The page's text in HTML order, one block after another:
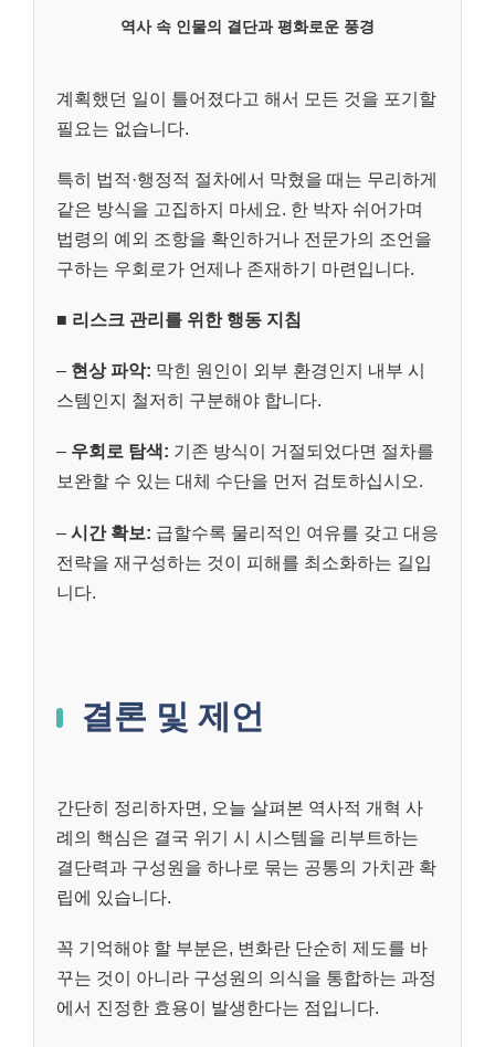
역사 속 인물의 결단과 평화로운 풍경
계획했던 일이 틀어졌다고 해서 모든 것을 포기할
필요는 없습니다.
특히 법적·행정적 절차에서 막혔을 때는 무리하게
같은 방식을 고집하지 마세요. 한 박자 쉬어가며
법령의 예외 조항을 확인하거나 전문가의 조언을
구하는 우회로가 언제나 존재하기 마련입니다.
■ 리스크 관리를 위한 행동 지침
– 현상 파악: 막힌 원인이 외부 환경인지 내부 시
스템인지 철저히 구분해야 합니다.
– 우회로 탐색: 기존 방식이 거절되었다면 절차를
보완할 수 있는 대체 수단을 먼저 검토하십시오.
– 시간 확보: 급할수록 물리적인 여유를 갖고 대응
전략을 재구성하는 것이 피해를 최소화하는 길입
니다.
결론 및 제언
간단히 정리하자면, 오늘 살펴본 역사적 개혁 사
례의 핵심은 결국 위기 시 시스템을 리부트하는
결단력과 구성원을 하나로 묶는 공통의 가치관 확
립에 있습니다.
꼭 기억해야 할 부분은, 변화란 단순히 제도를 바
꾸는 것이 아니라 구성원의 의식을 통합하는 과정
에서 진정한 효용이 발생한다는 점입니다.